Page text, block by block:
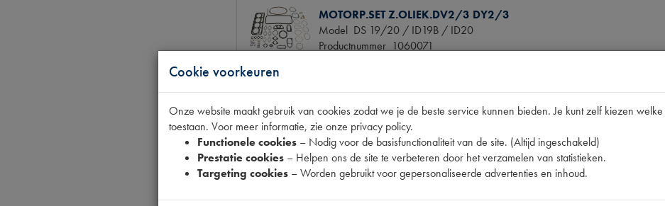
MOTORP.SET Z.OLIEK.DV2/3 DY2/3
Model DS 19/20 / ID19B / ID20
Productnummer 1060071
Maten[PW 1]
€ 111,15(€ 91,86 excl. btw)
Cookie voorkeuren
Onze website maakt gebruik van cookies zodat we je de beste service kunnen bieden. Je kunt zelf kiezen
toestaan. Voor meer informatie, zie onze privacy policy.
Functionele cookies – Nodig voor de basisfunctionaliteit van de site. (Altijd ingeschakeld)
Prestatie cookies – Helpen ons de site te verbeteren door het verzamelen van statistieken.
Targeting cookies – Worden gebruikt voor gepersonaliseerde advertenties en inhoud.